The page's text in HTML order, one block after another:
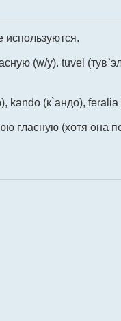
используются.
(w/y). tuvel
kando (к`андо),
гласную (хотя она